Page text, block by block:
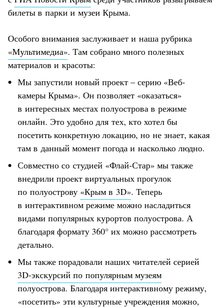
билеты в парки и музеи Крыма.
Особого внимания заслуживает и наша рубрика
«Мультимедиа». Там собрано много полезных
материалов и красоты:
Мы запустили новый проект – серию «Веб-
камеры Крыма». Он позволяет «оказаться»
в интересных местах полуострова в режиме
онлайн. Это удобно для тех, кто хотел бы
посетить конкретную локацию, но не знает, какая
там в данный момент погода и насколько людно.
Совместно со студией «Флай-Стар» мы также
внедрили проект виртуальных прогулок
по полуострову «Крым в 3D». Теперь
в интерактивном режиме можно насладиться
видами популярных курортов полуострова. А
благодаря формату 360° их можно рассмотреть
детально.
Мы также порадовали наших читателей серией
3D-экскурсий по популярным музеям
полуострова. Благодаря интерактивному режиму,
«посетить» эти культурные учреждения можно,